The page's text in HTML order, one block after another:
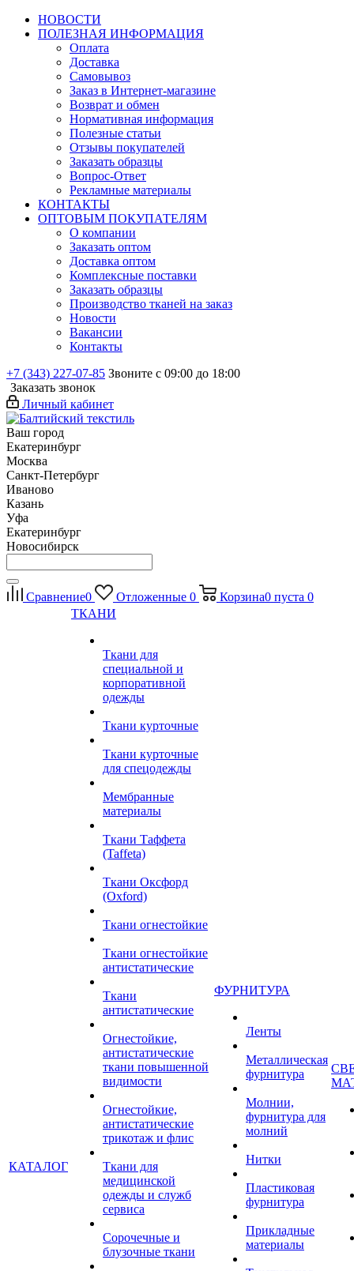
НОВОСТИ
ПОЛЕЗНАЯ ИНФОРМАЦИЯ
Оплата
Доставка
Самовывоз
Заказ в Интернет-магазине
Возврат и обмен
Нормативная информация
Полезные статьи
Отзывы покупателей
Заказать образцы
Вопрос-Ответ
Рекламные материалы
КОНТАКТЫ
ОПТОВЫМ ПОКУПАТЕЛЯМ
О компании
Заказать оптом
Доставка оптом
Комплексные поставки
Заказать образцы
Производство тканей на заказ
Новости
Вакансии
Контакты
+7 (343) 227-07-85 Звоните с 09:00 до 18:00
Заказать звонок
Личный кабинет
Ваш город
Екатеринбург
Москва
Санкт-Петербург
Иваново
Казань
Уфа
Екатеринбург
Новосибирск
Сравнение0 Отложенные 0 Корзина0 пуста 0
КАТАЛОГ
ТКАНИ
Ткани для
специальной и
корпоративной
одежды
Ткани курточные
Ткани курточные
для спецодежды
Мембранные
материалы
Ткани Таффета
(Taffeta)
Ткани Оксфорд
(Oxford)
Ткани огнестойкие
Ткани огнестойкие
антистатические
Ткани
антистатические
Огнестойкие,
антистатические
ткани повышенной
видимости
Огнестойкие,
антистатические
трикотаж и флис
Ткани для
медицинской
одежды и служб
сервиса
Сорочечные и
блузочные ткани
ФУРНИТУРА
Ленты
Металлическая
фурнитура
Молнии,
фурнитура для
молний
Нитки
Пластиковая
фурнитура
Прикладные
материалы